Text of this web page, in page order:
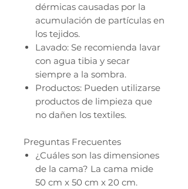
dérmicas causadas por la
acumulación de partículas en
los tejidos.
Lavado: Se recomienda lavar
con agua tibia y secar
siempre a la sombra.
Productos: Pueden utilizarse
productos de limpieza que
no dañen los textiles.
Preguntas Frecuentes
¿Cuáles son las dimensiones
de la cama? La cama mide
50 cm x 50 cm x 20 cm.